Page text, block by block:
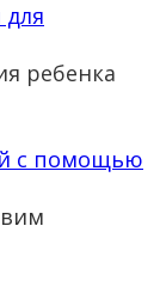
ребенка
с помощью